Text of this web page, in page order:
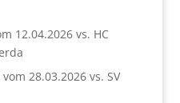
12.04.2026 vs. HC
28.03.2026 vs. SV